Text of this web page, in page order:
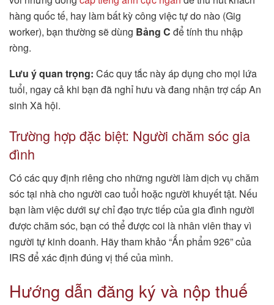
hàng quốc tế, hay làm bất kỳ công việc tự do nào (Gig
worker), bạn thường sẽ dùng Bảng C để tính thu nhập
ròng.
Lưu ý quan trọng: Các quy tắc này áp dụng cho mọi lứa
tuổi, ngay cả khi bạn đã nghỉ hưu và đang nhận trợ cấp An
sinh Xã hội.
Trường hợp đặc biệt: Người chăm sóc gia
đình
Có các quy định riêng cho những người làm dịch vụ chăm
sóc tại nhà cho người cao tuổi hoặc người khuyết tật. Nếu
bạn làm việc dưới sự chỉ đạo trực tiếp của gia đình người
được chăm sóc, bạn có thể được coi là nhân viên thay vì
người tự kinh doanh. Hãy tham khảo “Ấn phẩm 926” của
IRS để xác định đúng vị thế của mình.
Hướng dẫn đăng ký và nộp thuế